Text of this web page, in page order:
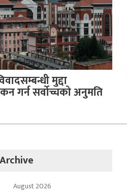
मुद्दा
गर्न सर्वोच्चको अनुमति
August 2026